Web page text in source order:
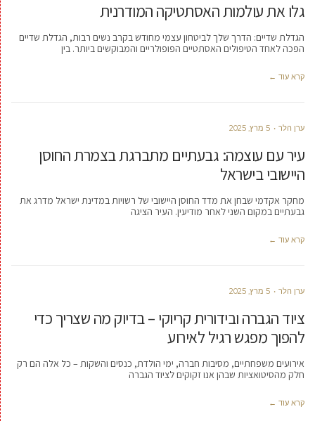
גלו את עולמות האסתטיקה המודרנית
הגדלת שדיים: הדרך שלך לביטחון עצמי מחודש בקרב נשים רבות, הגדלת שדיים
הפכה לאחד הטיפולים האסתטיים הפופולריים והמבוקשים ביותר. בין
קרא עוד ←
ערן הלר 5 מרץ, 2025
עיר עם עוצמה: גבעתיים מתברגת בצמרת החוסן
היישובי בישראל
מחקר אקדמי שבחן את מדד החוסן היישובי של רשויות במדינת ישראל מדרג את
גבעתיים במקום השני לאחר מודיעין. העיר הציגה
קרא עוד ←
ערן הלר 5 מרץ, 2025
ציוד הגברה ובידורית קריוקי – בדיוק מה שצריך כדי
להפוך מפגש רגיל לאירוע
אירועים משפחתיים, מסיבות חברה, ימי הולדת, כנסים והשקות – כל אלה הם רק
חלק מהסיטואציות שבהן אנו זקוקים לציוד הגברה
קרא עוד ←